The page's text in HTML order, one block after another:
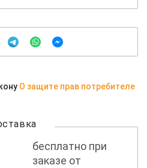
О защите прав потребителе
бесплатно при
заказе от